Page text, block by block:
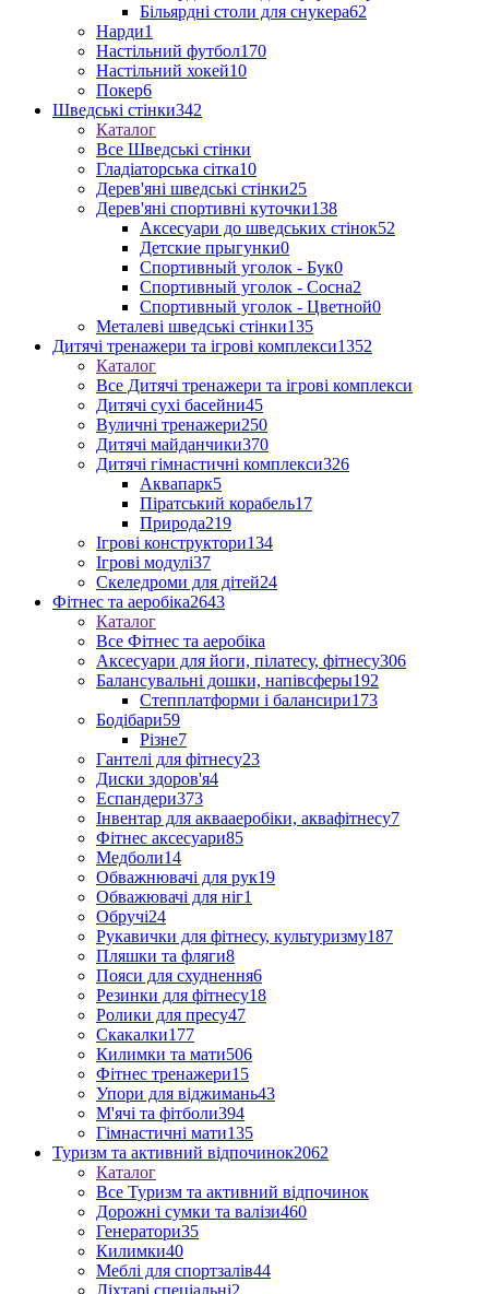
Більярдні столи для снукера62
Нарди1
Настільний футбол170
Настільний хокей10
Покер6
Шведські стінки342
Каталог
Все Шведські стінки
Гладіаторська сітка10
Дерев'яні шведські стінки25
Дерев'яні спортивні куточки138
Аксесуари до шведських стінок52
Детские прыгунки0
Спортивный уголок - Бук0
Спортивный уголок - Сосна2
Спортивный уголок - Цветной0
Металеві шведські стінки135
Дитячі тренажери та ігрові комплекси1352
Каталог
Все Дитячі тренажери та ігрові комплекси
Дитячі сухі басейни45
Вуличні тренажери250
Дитячі майданчики370
Дитячі гімнастичні комплекси326
Аквапарк5
Піратський корабель17
Природа219
Ігрові конструктори134
Ігрові модулі37
Скеледроми для дітей24
Фітнес та аеробіка2643
Каталог
Все Фітнес та аеробіка
Аксесуари для йоги, пілатесу, фітнесу306
Балансувальні дошки, напівсферы192
Степплатформи і балансири173
Бодібари59
Різне7
Гантелі для фітнесу23
Диски здоров'я4
Еспандери373
Інвентар для аквааеробіки, аквафітнесу7
Фітнес аксесуари85
Медболи14
Обважнювачі для рук19
Обважювачі для ніг1
Обручі24
Рукавички для фітнесу, культуризму187
Пляшки та фляги8
Пояси для схуднення6
Резинки для фітнесу18
Ролики для пресу47
Скакалки177
Килимки та мати506
Фітнес тренажери15
Упори для віджимань43
М'ячі та фітболи394
Гімнастичні мати135
Туризм та активний відпочинок2062
Каталог
Все Туризм та активний відпочинок
Дорожні сумки та валізи460
Генератори35
Килимки40
Меблі для спортзалів44
Ліхтарі спеціальні2